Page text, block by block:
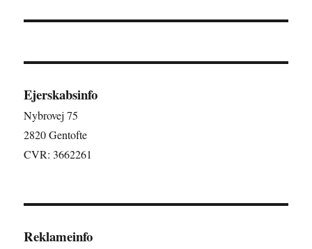
Ejerskabsinfo
Nybrovej 75
2820 Gentofte
CVR: 3662261
Reklameinfo